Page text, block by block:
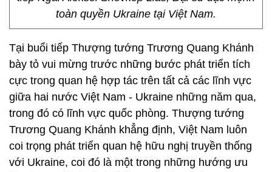
toàn quyền Ukraine tại Việt Nam.
Tại buổi tiếp Thượng tướng Trương Quang Khánh
bày tỏ vui mừng trước những bước phát triển tích
cực trong quan hệ hợp tác trên tất cả các lĩnh vực
giữa hai nước Việt Nam - Ukraine những năm qua,
trong đó có lĩnh vực quốc phòng. Thượng tướng
Trương Quang Khánh khẳng định, Việt Nam luôn
coi trọng phát triển quan hệ hữu nghị truyền thống
với Ukraine, coi đó là một trong những hướng ưu